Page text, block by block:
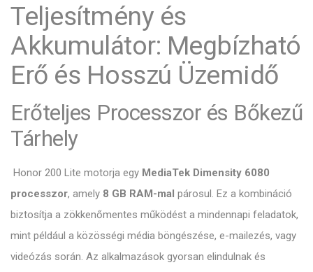
Teljesítmény és
Akkumulátor: Megbízható
Erő és Hosszú Üzemidő
Erőteljes Processzor és Bőkezű
Tárhely
Honor 200 Lite motorja egy MediaTek Dimensity 6080
processzor, amely 8 GB RAM-mal párosul. Ez a kombináció
biztosítja a zökkenőmentes működést a mindennapi feladatok,
mint például a közösségi média böngészése, e-mailezés, vagy
videózás során. Az alkalmazások gyorsan elindulnak és